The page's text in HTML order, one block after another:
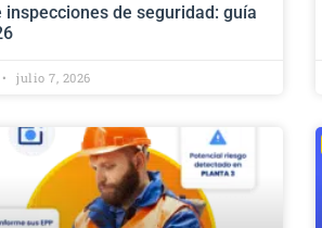
inspecciones de seguridad: guía
julio 7, 2026